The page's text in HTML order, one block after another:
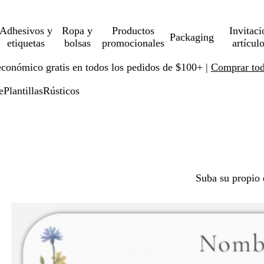
y
etiquetas
Ropa y
bolsas
Productos
promocionales
Packaging
gratis en todos los pedidos de $100+ | Comprar
PlantillasRústicos
Suba su propio